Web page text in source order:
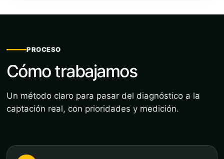
PROCESO
Cómo trabajamos
Un método claro para pasar del diagnóstico a la
captación real, con prioridades y medición.